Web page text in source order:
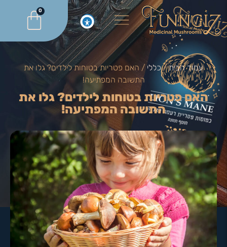
0
עמוד הבית/כללי/ האם פטריות בטוחות לילדים? גלו את
התשובה המפתיעה!
האם פטריות בטוחות לילדים? גלו את
התשובה המפתיעה!